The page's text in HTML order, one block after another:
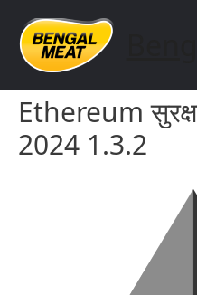
content
सॉफ्टवेयर नाम
Ethereum
2024 1.3.2